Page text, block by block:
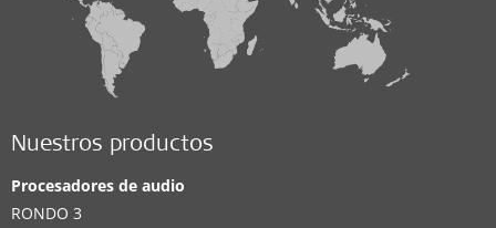
Nuestros productos
Procesadores de audio
RONDO 3